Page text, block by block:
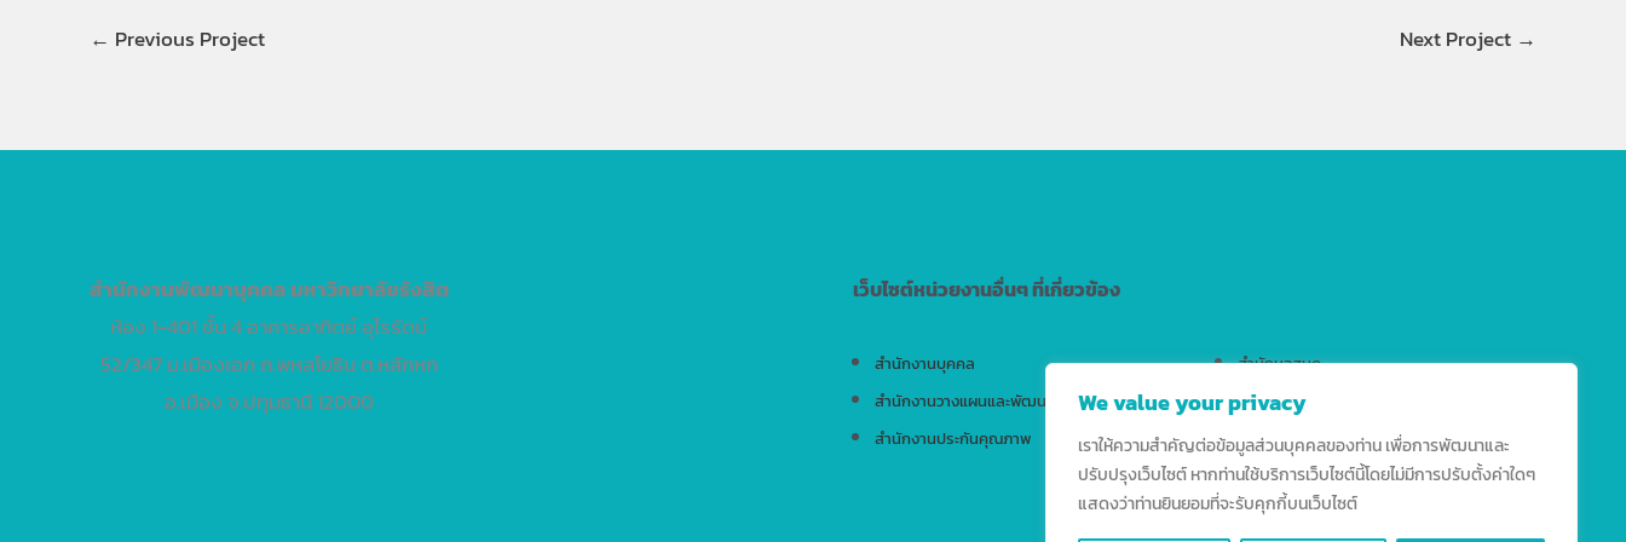
We value your privacy
เราให้ความสำคัญต่อข้อมูลส่วนบุคคลของท่าน เพื่อการพัฒนาและ
ปรับปรุงเว็บไซต์ หากท่านใช้บริการเว็บไซต์นี้โดยไม่มีการปรับตั้งค่าใดๆ
แสดงว่าท่านยินยอมที่จะรับคุกกี้บนเว็บไซต์
← Previous Project Next Project →
สำนักงานพัฒนาบุคคลมหาวิทยาลัยรังสิต
ห้อง 1-401 ชั้น 4 อาคารอาทิตย์ อุไรรัตน์
52/347 ม.เมืองเอก ถ.พหลโยธิน ต.หลักหก
อ.เมือง จ.ปทุมธานี 12000
เว็บไซต์หน่วยงานอื่นๆ ที่เกี่ยวข้อง
สำนักงานบุคคล
สำนักงานวางแผนและพัฒนา
สำนักงานประกันคุณภาพ
สำนักหอสมุด
สำนักงานมาตรฐานวิชาการ
สำนักบริการเทคโนโลยีสารสนเทศ